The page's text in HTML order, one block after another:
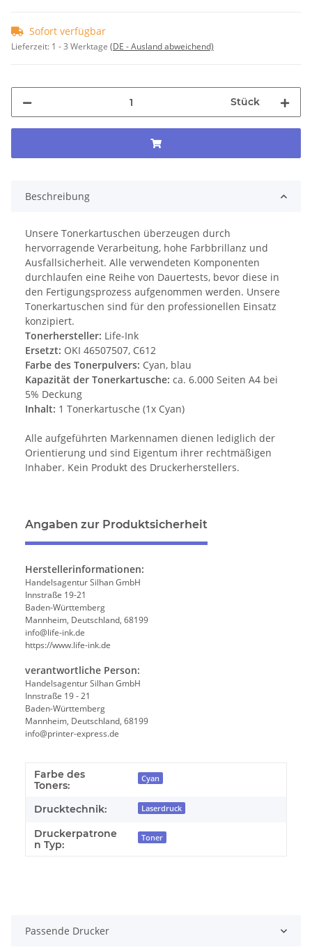
Sofort verfügbar
Lieferzeit: 1 - 3 Werktage (DE - Ausland abweichend)
Stück
Beschreibung
Unsere Tonerkartuschen überzeugen durch
hervorragende Verarbeitung, hohe Farbbrillanz und
Ausfallsicherheit. Alle verwendeten Komponenten
durchlaufen eine Reihe von Dauertests, bevor diese in
den Fertigungsprozess aufgenommen werden. Unsere
Tonerkartuschen sind für den professionellen Einsatz
konzipiert.
Tonerhersteller: Life-Ink
Ersetzt: OKI 46507507, C612
Farbe des Tonerpulvers: Cyan, blau
Kapazität der Tonerkartusche: ca. 6.000 Seiten A4 bei
5% Deckung
Inhalt: 1 Tonerkartusche (1x Cyan)
Alle aufgeführten Markennamen dienen lediglich der
Orientierung und sind Eigentum ihrer rechtmäßigen
Inhaber. Kein Produkt des Druckerherstellers.
Angaben zur Produktsicherheit
Herstellerinformationen:
Handelsagentur Silhan GmbH
Innstraße 19-21
Baden-Württemberg
Mannheim, Deutschland, 68199
info@life-ink.de
https://www.life-ink.de
verantwortliche Person:
Handelsagentur Silhan GmbH
Innstraße 19 - 21
Baden-Württemberg
Mannheim, Deutschland, 68199
info@printer-express.de
Farbe des
Toners:
Cyan
Drucktechnik: Laserdruck
Druckerpatrone
n Typ:
Toner
Passende Drucker